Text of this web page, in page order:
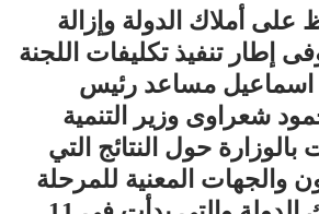
أملاك الدولة وإزالة
إطار تنفيذ تكليفات اللجنة
اسماعيل مساعد رئيس
شعراوى وزير التنمية
بالوزارة حول النتائج التي
والجهات المعنية للمرحلة